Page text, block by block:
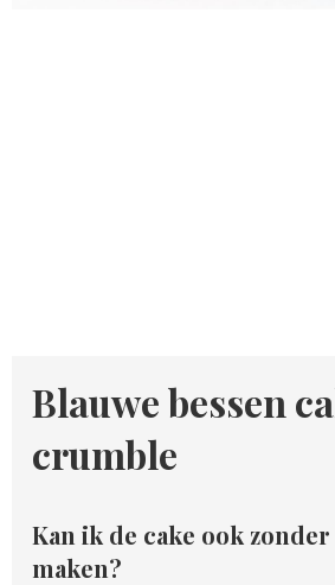
Blauwe bessen
crumble
Kan ik de cake ook
maken?